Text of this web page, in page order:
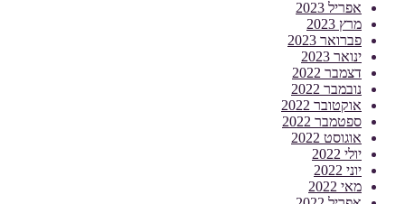
אפריל 2023
מרץ 2023
פברואר 2023
ינואר 2023
דצמבר 2022
נובמבר 2022
אוקטובר 2022
ספטמבר 2022
אוגוסט 2022
יולי 2022
יוני 2022
מאי 2022